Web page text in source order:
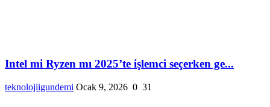
Intel mi Ryzen mı 2025’te işlemci seçerken ge...
teknolojiigundemi Ocak 9, 2026 0 31